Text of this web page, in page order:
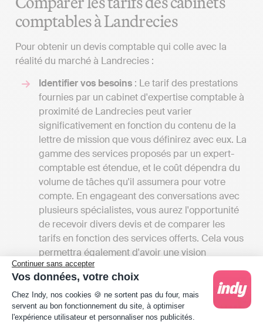
Continuer sans accepter
Vos données, votre choix
Plateforme de Gestion du Consentement :
Chez Indy, nos cookies 🍪 ne sortent pas du four, mais
servent au bon fonctionnement du site, à optimiser
l'expérience utilisateur et personnaliser nos publicités.
comptables à Landrecies
Pour obtenir un devis comptable qui colle avec la
réalité du marché à Landrecies :
Identifier vos besoins : Le tarif des prestations
fournies par un cabinet d'expertise comptable à
proximité de Landrecies peut varier
significativement en fonction du contenu de la
lettre de mission que vous définirez avec eux. La
gamme des services proposés par un expert-
comptable est étendue, et le coût dépendra du
volume de tâches qu'il assumera pour votre
compte. En engageant des conversations avec
plusieurs spécialistes, vous aurez l'opportunité
de recevoir divers devis et de comparer les
tarifs en fonction des services offerts. Cela vous
permettra également d'avoir une vision
complète des différentes prestations
disponibles à Landrecies.
Les tarifs: Les tarifs associés aux services des
cabinets d'experts-comptables du Nord peuvent